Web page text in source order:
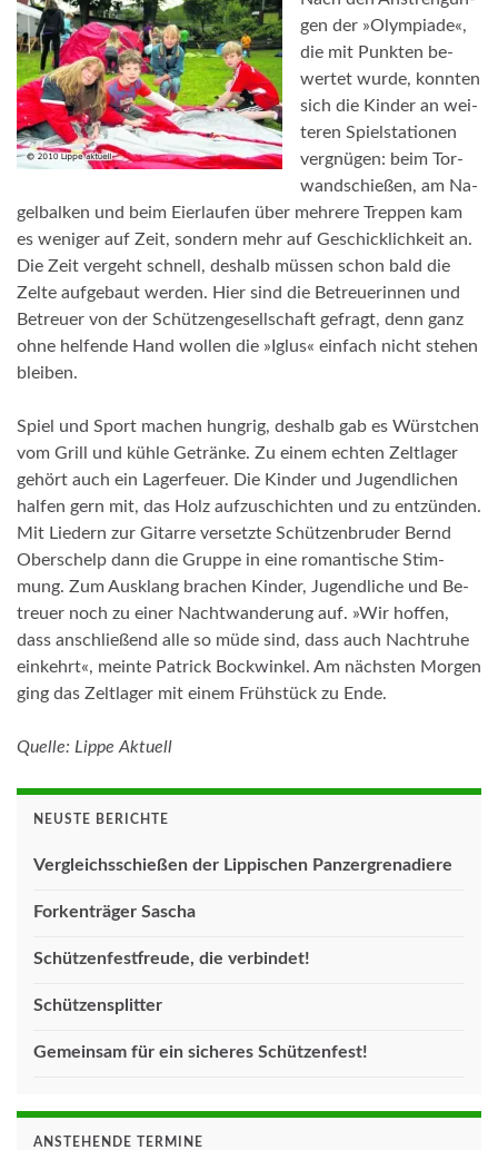
gen der »­Olym­pia­de«,
die mit Punk­ten be­
wer­tet wur­de, konn­ten
sich die Kin­der an wei­
te­ren Spiel­sta­tio­nen
ver­gnü­gen: beim Tor­
wand­schießen, am Na­
gel­bal­ken und beim Ei­er­lau­fen ü­ber meh­rere Trep­pen kam
es we­ni­ger auf Zeit, son­dern mehr auf Ge­schick­lich­keit an.
Die Zeit ver­geht schnell, des­halb müs­sen schon bald die
Zelte auf­ge­baut wer­den. Hier sind die Be­treue­rin­nen und
Be­treuer von der Schüt­zen­ge­sell­schaft ge­fragt, denn ganz
ohne hel­fende Hand wol­len die »Iglus« ein­fach nicht ste­hen
blei­ben.
­
Spiel und Sport ma­chen hung­rig, des­halb gab es Würst­chen
vom Grill und kühle Ge­trän­ke. Zu ei­nem ech­ten Zelt­la­ger
gehört auch ein La­ger­feu­er. Die Kin­der und Ju­gend­li­chen
hal­fen gern mit, das Holz auf­zu­schich­ten und zu ent­zün­den.
Mit Lie­dern zur Gi­tarre ver­setzte Schüt­zen­bru­der Bernd
Ober­schelp dann die Gruppe in eine ro­man­ti­sche Stim­
mung. Zum Aus­klang bra­chen Kin­der, Ju­gend­li­che und Be­
treuer noch zu ei­ner Nacht­wan­de­rung auf. »Wir hof­fen,
dass an­sch­ließend alle so müde sind, dass auch Nachtruhe
ein­kehr­t«, meinte Pa­trick Bock­win­kel. Am nächs­ten Mor­gen
ging das Zelt­la­ger mit ei­nem Frühstück zu En­de.
Quelle: Lippe Aktuell
NEUSTE BERICHTE
Vergleichsschießen der Lippischen Panzergrenadiere
Forkenträger Sascha
Schützenfestfreude, die verbindet!
Schützensplitter
Gemeinsam für ein sicheres Schützenfest!
ANSTEHENDE TERMINE